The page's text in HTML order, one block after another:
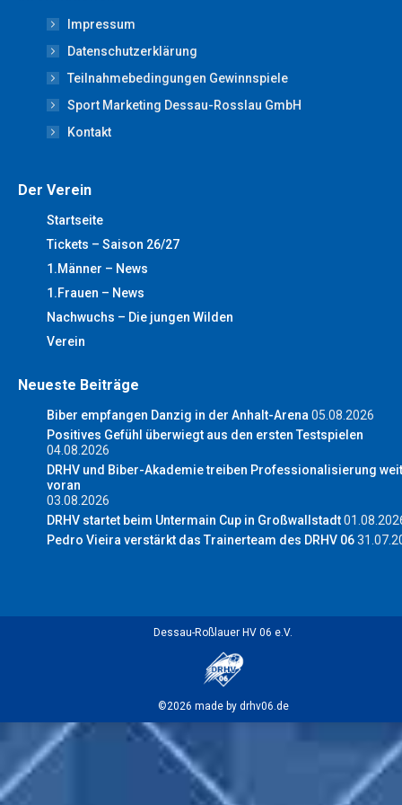
opens
new
window
opens
in
new
window
opens
in
new
window
opens
in
new
window
new
window
Impressum
Datenschutzerklärung
Teilnahmebedingungen Gewinnspiele
Sport Marketing Dessau-Rosslau GmbH
Kontakt
Der Verein
Startseite
Tickets – Saison 26/27
1.Männer – News
1.Frauen – News
Nachwuchs – Die jungen Wilden
Verein
Neueste Beiträge
Biber empfangen Danzig in der Anhalt-Arena 05.08.2026
Positives Gefühl überwiegt aus den ersten Testspielen
04.08.2026
DRHV und Biber-Akademie treiben Professionalisierung
voran
03.08.2026
DRHV startet beim Untermain Cup in Großwallstadt
Pedro Vieira verstärkt das Trainerteam des DRHV 06
Dessau-Roßlauer HV 06 e.V.
©2026 made by drhv06.de